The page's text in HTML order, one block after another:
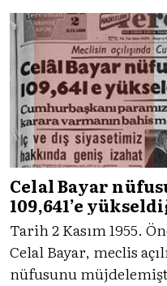
sabahında yaşamaya
Celal Bayar
109,641’e
Tarih 2 Kasım 1955.
Celal Bayar, meclis
nüfusunu